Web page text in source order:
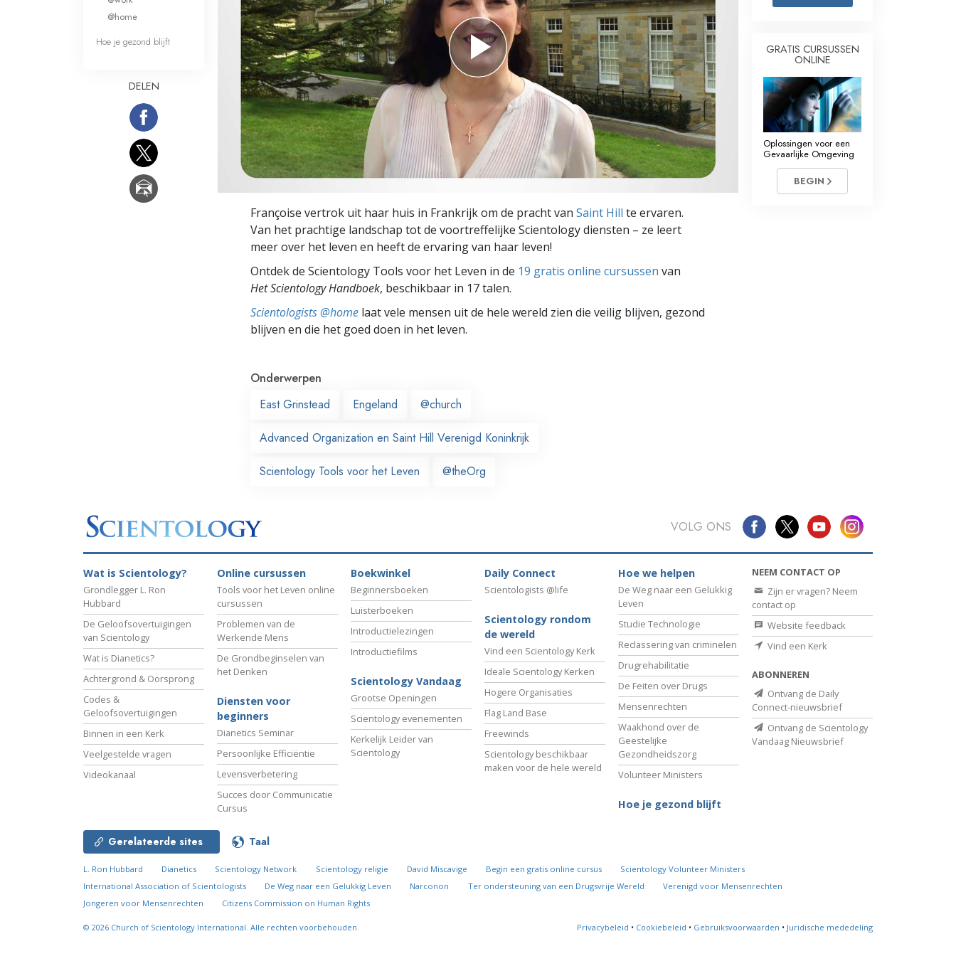
Wat is Grootheid?
Oplossingen voor het Drugsprobleem
Kinderen
Hulpmiddelen bij het Dagelijks Werk
Ethiek en de Condities
De Oorzaak van Onderdrukking
Feitenonderzoek
De Grondbeginselen van Organiseren
Communicatie
Françoise vertrok uit haar huis in Frankrijk om de pracht van Saint Hill te ervaren.
Van het prachtige landschap tot de voortreffelijke Scientology diensten – ze leert
meer over het leven en heeft de ervaring van haar leven!
Ontdek de Scientology Tools voor het Leven in de 19 gratis online cursussen van
Het Scientology Handboek, beschikbaar in 17 talen.
Scientologists @home laat vele mensen uit de hele wereld zien die veilig blijven, gezond
blijven en die het goed doen in het leven.
Onderwerpen
East Grinstead
Engeland @church
Advanced Organization en Saint Hill Verenigd Koninkrijk
Scientology Tools voor het Leven @theOrg
@home
Hoe je gezond blijft
DELEN
GRATIS CURSUSSEN
ONLINE
Oplossingen voor een
Gevaarlijke Omgeving
BEGIN
VOLG ONS
Wat is Scientology?
Grondlegger L. Ron
Hubbard
De Geloofsovertuigingen
van Scientology
Wat is Dianetics?
Achtergrond & Oorsprong
Codes &
Geloofsovertuigingen
Binnen in een Kerk
Veelgestelde vragen
Videokanaal
Online cursussen
Tools voor het Leven online
cursussen
Problemen van de
Werkende Mens
De Grondbeginselen van
het Denken
Diensten voor
beginners
Dianetics Seminar
Persoonlijke Efficiëntie
Levensverbetering
Succes door Communicatie
Cursus
Boekwinkel
Beginnersboeken
Luisterboeken
Introductielezingen
Introductiefilms
Scientology Vandaag
Grootse Openingen
Scientology evenementen
Kerkelijk Leider van
Scientology
Daily Connect
Scientologists @life
Scientology rondom
de wereld
Vind een Scientology Kerk
Ideale Scientology Kerken
Hogere Organisaties
Flag Land Base
Freewinds
Scientology beschikbaar
maken voor de hele wereld
Hoe we helpen
De Weg naar een Gelukkig
Leven
Studie Technologie
Reclassering van criminelen
Drugrehabilitatie
De Feiten over Drugs
Mensenrechten
Waakhond over de
Geestelijke
Gezondheidszorg
Volunteer Ministers
Hoe je gezond blijft
NEEM CONTACT OP
Zijn er vragen? Neem
contact op
Website feedback
Vind een Kerk
ABONNEREN
Ontvang de Daily
Connect-nieuwsbrief
Ontvang de Scientology
Vandaag Nieuwsbrief
Gerelateerde sites Taal
L. Ron Hubbard Dianetics Scientology Network Scientology religie David Miscavige Begin een gratis online cursus
Scientology Volunteer Ministers
International Association of Scientologists
De Weg naar een Gelukkig Leven Narconon Ter ondersteuning van een Drugsvrije Wereld
Verenigd voor Mensenrechten
Jongeren voor Mensenrechten
Citizens Commission on Human Rights
© 2026 Church of Scientology International. Alle rechten voorbehouden. Privacybeleid • Cookiebeleid • Gebruiksvoorwaarden • Juridische mededeling